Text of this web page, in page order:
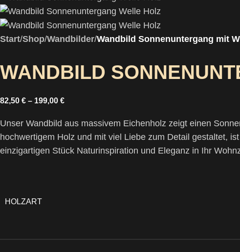
Start/Shop/Wandbilder/Wandbild Sonnenuntergang mit
WANDBILD
82,50 € – 199,00 €
Unser Wandbild aus massivem Eichenholz zeigt einen
hochwertigem Holz und mit viel Liebe zum Detail gestaltet,
einzigartigen Stück Naturinspiration und Eleganz in Ihr
HOLZART